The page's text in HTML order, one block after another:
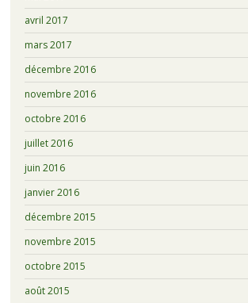
avril 2017
mars 2017
décembre 2016
novembre 2016
octobre 2016
juillet 2016
juin 2016
janvier 2016
décembre 2015
novembre 2015
octobre 2015
août 2015